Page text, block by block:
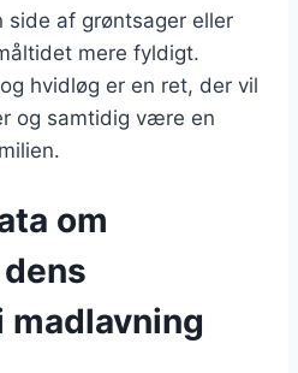
side af grøntsager eller
mere fyldigt.
hvidløg er en ret, der vil
og samtidig være en
om
madlavning